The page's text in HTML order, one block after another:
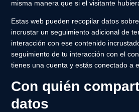
misma manera que si el visitante
Estas web pueden recopilar datos
incrustar un seguimiento adicional de
interacción con ese contenido
seguimiento de tu interacción con el
tienes una cuenta y estás conectado a
Con quién
datos